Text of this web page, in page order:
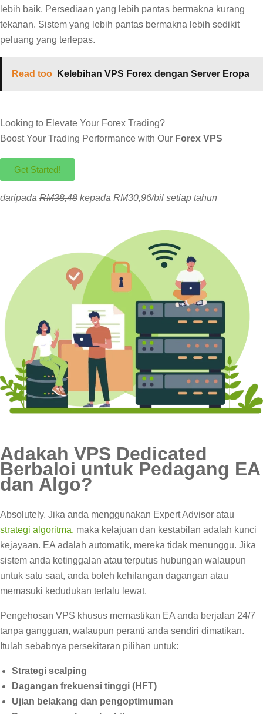
lebih baik. Persediaan yang lebih pantas bermakna kurang
tekanan. Sistem yang lebih pantas bermakna lebih sedikit
peluang yang terlepas.
Read too Kelebihan VPS Forex dengan Server Eropa
Looking to Elevate Your Forex Trading?
Boost Your Trading Performance with Our Forex VPS
Get Started!
daripada RM38,48 kepada RM30,96/bil setiap tahun
Adakah VPS Dedicated
Berbaloi untuk Pedagang EA
dan Algo?
Absolutely. Jika anda menggunakan Expert Advisor atau
strategi algoritma, maka kelajuan dan kestabilan adalah kunci
kejayaan. EA adalah automatik, mereka tidak menunggu. Jika
sistem anda ketinggalan atau terputus hubungan walaupun
untuk satu saat, anda boleh kehilangan dagangan atau
memasuki kedudukan terlalu lewat.
Pengehosan VPS khusus memastikan EA anda berjalan 24/7
tanpa gangguan, walaupun peranti anda sendiri dimatikan.
Itulah sebabnya persekitaran pilihan untuk:
Strategi scalping
Dagangan frekuensi tinggi (HFT)
Ujian belakang dan pengoptimuman